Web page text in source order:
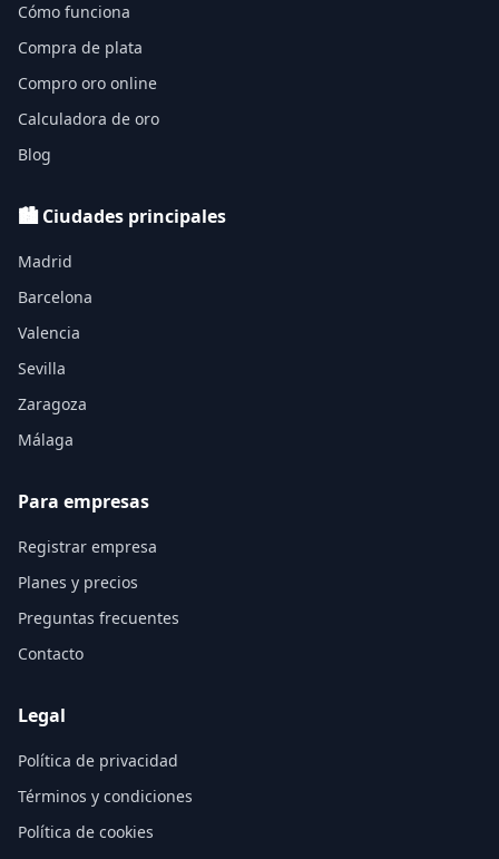
Cómo funciona
Compra de plata
Compro oro online
Calculadora de oro
Blog
🏙️ Ciudades principales
Madrid
Barcelona
Valencia
Sevilla
Zaragoza
Málaga
Para empresas
Registrar empresa
Planes y precios
Preguntas frecuentes
Contacto
Legal
Política de privacidad
Términos y condiciones
Política de cookies